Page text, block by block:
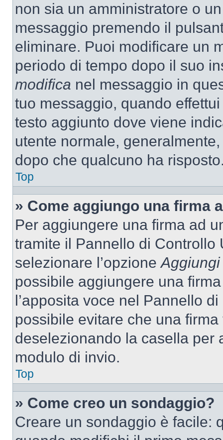
non sia un amministratore o
messaggio premendo il
eliminare. Puoi modificare un
periodo di tempo dopo il suo
modifica nel messaggio in
tuo messaggio, quando
testo aggiunto dove viene
utente normale,
dopo che qualcuno ha
Top
» Come aggiungo una firma
Per aggiungere una firma ad
tramite il Pannello di Controllo
selezionare l’opzione
possibile aggiungere una
l’apposita voce nel Pannello
possibile evitare che una
deselezionando la casella per
modulo di invio.
Top
» Come creo un sondaggio?
Creare un sondaggio è facile: